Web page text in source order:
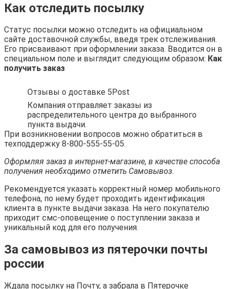
Как отследить посылку
Статус посылки можно отследить на официальном
сайте доставочной службы, введя трек отслеживания.
Его присваивают при оформлении заказа. Вводится он в
специальном поле и выглядит следующим образом: Как
получить заказ
Отзывы о доставке 5Post
Компания отправляет заказы из
распределительного центра до выбранного
пункта выдачи.
При возникновении вопросов можно обратиться в
техподдержку 8-800-555-55-05.
Оформляя заказ в интернет-магазине, в качестве способа
получения необходимо отметить Самовывоз.
Рекомендуется указать корректный номер мобильного
телефона, по нему будет проходить идентификация
клиента в пункте выдачи заказа. На него покупателю
приходит смс-оповещение о поступлении заказа и
уникальный код для его получения.
За самовывоз из пятерочки почты
россии
Ждала посылку на Почту, а забрала в Пятерочке